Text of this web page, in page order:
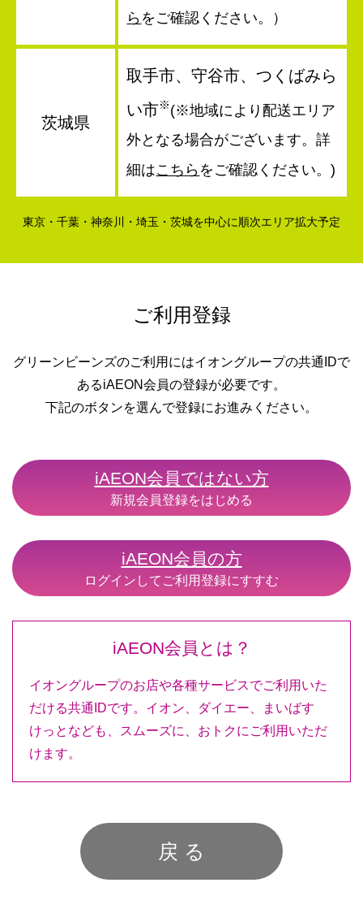
ら をご確認ください。）
茨城県
取手市、守谷市、つくばみら
い市※(※地域により配送エリア
外となる場合がございます。詳
細はこちら をご確認ください。)
東京・千葉・神奈川・埼玉・茨城を中心に順次エリア拡大予定
ご利用登録
グリーンビーンズのご利用にはイオングループの共通IDで
あるiAEON会員の登録が必要です。
下記のボタンを選んで登録にお進みください。
iAEON会員ではない方
新規会員登録をはじめる
iAEON会員の方
ログインしてご利用登録にすすむ
iAEON会員とは？
イオングループのお店や各種サービスでご利用いた
だける共通IDです。イオン、ダイエー、まいばす
けっとなども、スムーズに、おトクにご利用いただ
けます。
戻 る